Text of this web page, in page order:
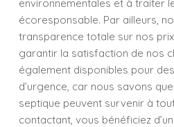
environnementales et à traiter
écoresponsable. Par ailleurs,
transparence totale sur nos
garantir la satisfaction de nos
également disponibles pour
d’urgence, car nous savons
septique peuvent survenir à
contactant, vous bénéficiez